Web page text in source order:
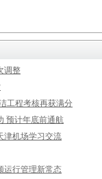
调整
工程考核再获满分
预计年底前通航
津机场学习交流
运行管理新常态